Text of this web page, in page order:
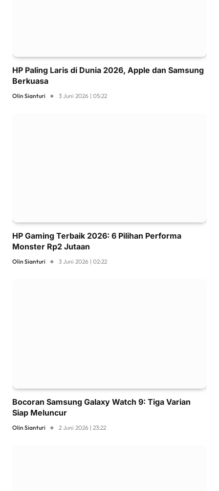
HP Paling Laris di Dunia 2026, Apple dan Samsung
Berkuasa
Olin Sianturi 3 Juni 2026 | 05:22
HP Gaming Terbaik 2026: 6 Pilihan Performa
Monster Rp2 Jutaan
Olin Sianturi 3 Juni 2026 | 02:22
Bocoran Samsung Galaxy Watch 9: Tiga Varian
Siap Meluncur
Olin Sianturi 2 Juni 2026 | 23:22